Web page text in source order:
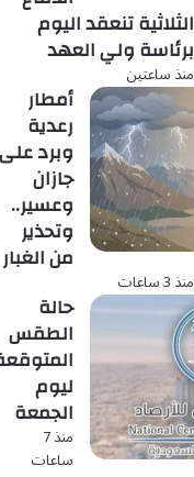
الثلاثية تنعقد اليوم
برئاسة ولي العهد
منذ ساعتين
أمطار
رعدية
وبرد على
جازان
وعسير..
وتحذير
من الغبار
منذ 3 ساعات
حالة
الطقس
ليوم
الجمعة
منذ 7
ساعات